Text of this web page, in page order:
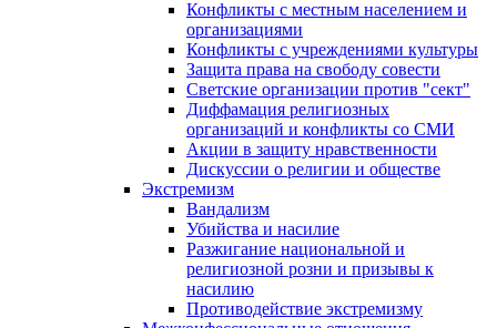
Конфликты с местным населением и
организациями
Конфликты с учреждениями культуры
Защита права на свободу совести
Светские организации против "сект"
Диффамация религиозных
организаций и конфликты со СМИ
Акции в защиту нравственности
Дискуссии о религии и обществе
Экстремизм
Вандализм
Убийства и насилие
Разжигание национальной и
религиозной розни и призывы к
насилию
Противодействие экстремизму